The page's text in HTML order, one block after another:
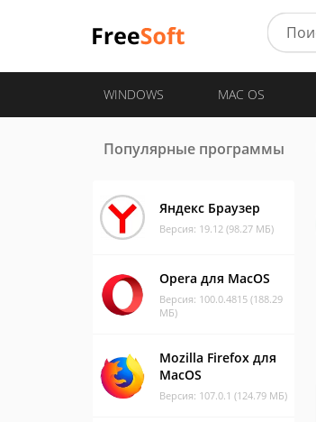
WINDOWS MAC OS
Популярные программы
Яндекс Браузер
Версия: 19.12 (98.27 МБ)
Opera для MacOS
Версия: 100.0.4815 (188.29
МБ)
Mozilla Firefox для
MacOS
Версия: 107.0.1 (124.79 МБ)